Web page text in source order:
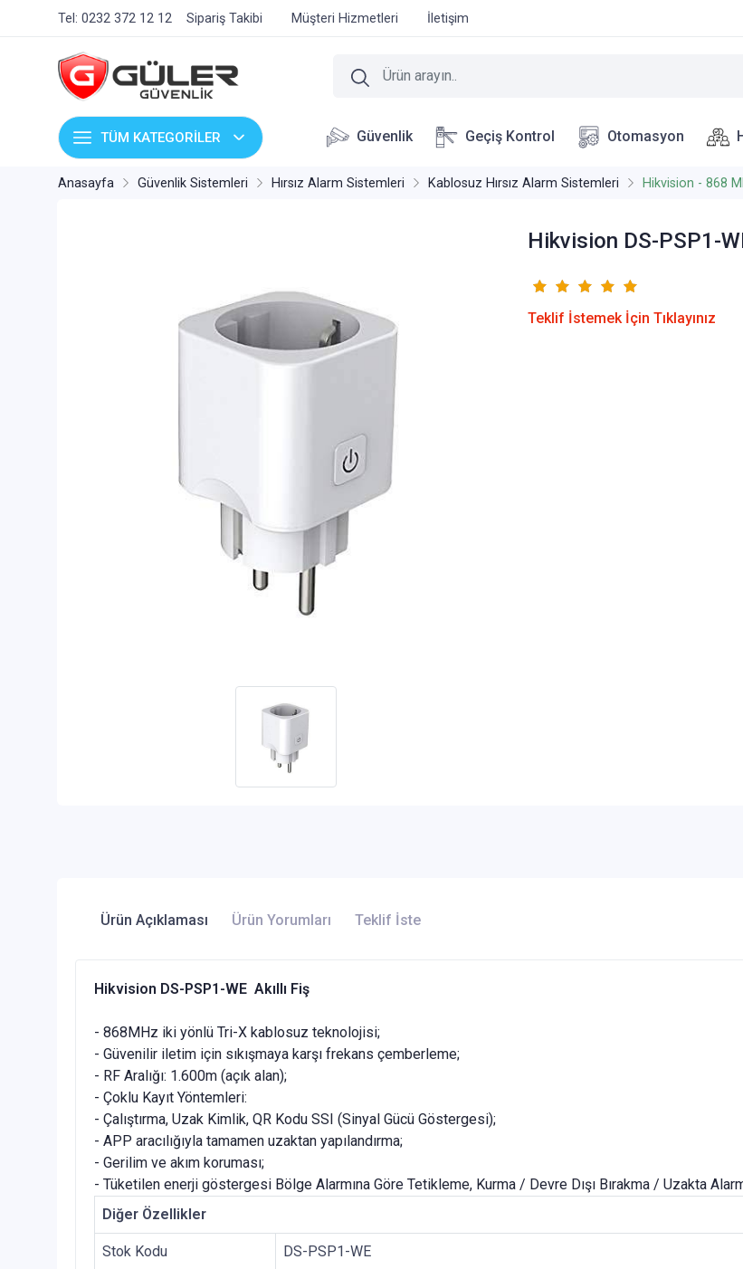
Tel: 0232 372 12 12 Sipariş Takibi Müşteri Hizmetleri İletişim
TÜM KATEGORİLER Güvenlik Geçiş Kontrol Otomasyon
Anasayfa Güvenlik Sistemleri Hırsız Alarm Sistemleri Kablosuz Hırsız Alarm Sistemleri Hikvision - 868
Hikvision DS-PSP1-
Teklif İstemek İçin Tıklayınız
Ürün Açıklaması Ürün Yorumları Teklif İste
Hikvision DS-PSP1-WE Akıllı Fiş
- 868MHz iki yönlü Tri-X kablosuz teknolojisi;
- Güvenilir iletim için sıkışmaya karşı frekans çemberleme;
- RF Aralığı: 1.600m (açık alan);
- Çoklu Kayıt Yöntemleri:
- Çalıştırma, Uzak Kimlik, QR Kodu SSI (Sinyal Gücü Göstergesi);
- APP aracılığıyla tamamen uzaktan yapılandırma;
- Gerilim ve akım koruması;
- Tüketilen enerji göstergesi Bölge Alarmına Göre Tetikleme, Kurma / Devre Dışı Bırakma / Uzakta
Diğer Özellikler
Stok Kodu DS-PSP1-WE